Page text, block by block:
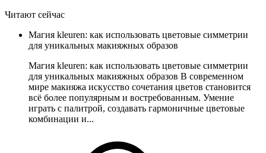
Читают сейчас
Магия kleuren: как использовать цветовые симметрии
для уникальных макияжных образов
Магия kleuren: как использовать цветовые симметрии
для уникальных макияжных образов В современном
мире макияжа искусство сочетания цветов становится
всё более популярным и востребованным. Умение
играть с палитрой, создавать гармоничные цветовые
комбинации и...